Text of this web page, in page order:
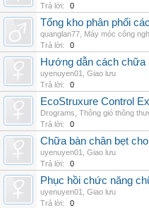
Trả lời:
0
Tổng kho phân phối
quanglan77 Máy móc công
Trả lời:
0
Hướng dẫn cách chữa
uyenuyen01
Giao lưu
Trả lời:
0
EcoStruxure Control
Drograms Thông gió thông
Trả lời:
0
Chữa bàn chân bẹt
uyenuyen01
Giao lưu
Trả lời:
0
Phục hồi chức năng
uyenuyen01
Giao lưu
Trả lời:
0